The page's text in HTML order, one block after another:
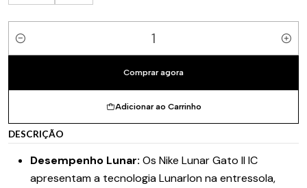
Quantidade
Adicionar ao Carrinho
Comprar agora
DESCRIÇÃO
Desempenho Lunar: Os Nike Lunar Gato II IC
apresentam a tecnologia Lunarlon na entressola,